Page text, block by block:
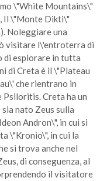
\"White Mountains\"
Il \"Monte Dikti\"
Noleggiare una
visitare l\'entroterra di
di esplorare in tutta
di Creta è il \"Plateau
che rientrano in
Creta ha un
sia nato Zeus sulla
Andron\", in cui si
\"Kronio\", in cui la
si trova anche nel
di conseguenza, al
il visitatore